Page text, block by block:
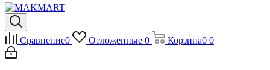
Сравнение0 Отложенные 0 Корзина0 0